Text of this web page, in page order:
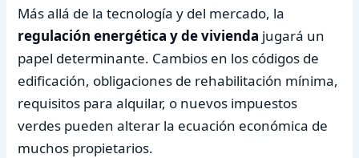
Más allá de la tecnología y del mercado, la
regulación energética y de vivienda jugará un
papel determinante. Cambios en los códigos de
edificación, obligaciones de rehabilitación mínima,
requisitos para alquilar, o nuevos impuestos
verdes pueden alterar la ecuación económica de
muchos propietarios.